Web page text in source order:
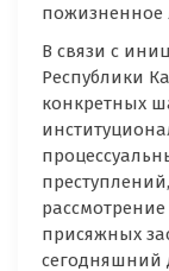
пожизненное
В связи с
Республики
конкретных
присяжных
сегодняшний